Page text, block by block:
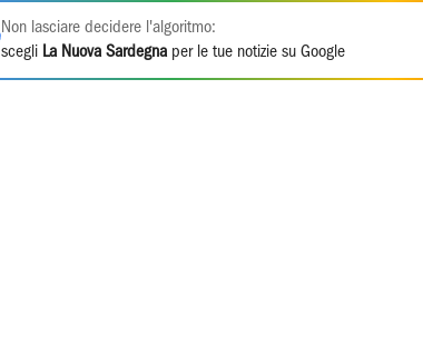
Non lasciare decidere l'algoritmo:
scegli La Nuova Sardegna per le tue notizie su Google